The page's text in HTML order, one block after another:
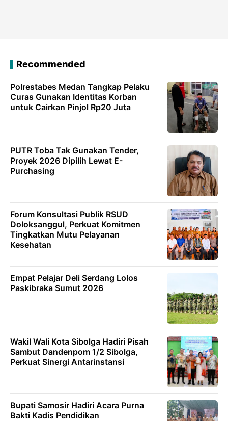
Recommended
Polrestabes Medan Tangkap Pelaku
Curas Gunakan Identitas Korban
untuk Cairkan Pinjol Rp20 Juta
PUTR Toba Tak Gunakan Tender,
Proyek 2026 Dipilih Lewat E-
Purchasing
Forum Konsultasi Publik RSUD
Doloksanggul, Perkuat Komitmen
Tingkatkan Mutu Pelayanan
Kesehatan
Empat Pelajar Deli Serdang Lolos
Paskibraka Sumut 2026
Wakil Wali Kota Sibolga Hadiri Pisah
Sambut Dandenpom 1/2 Sibolga,
Perkuat Sinergi Antarinstansi
Bupati Samosir Hadiri Acara Purna
Bakti Kadis Pendidikan